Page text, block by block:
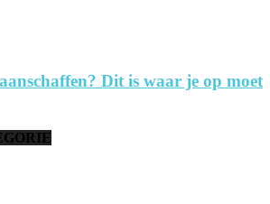
Dit is waar je op moet